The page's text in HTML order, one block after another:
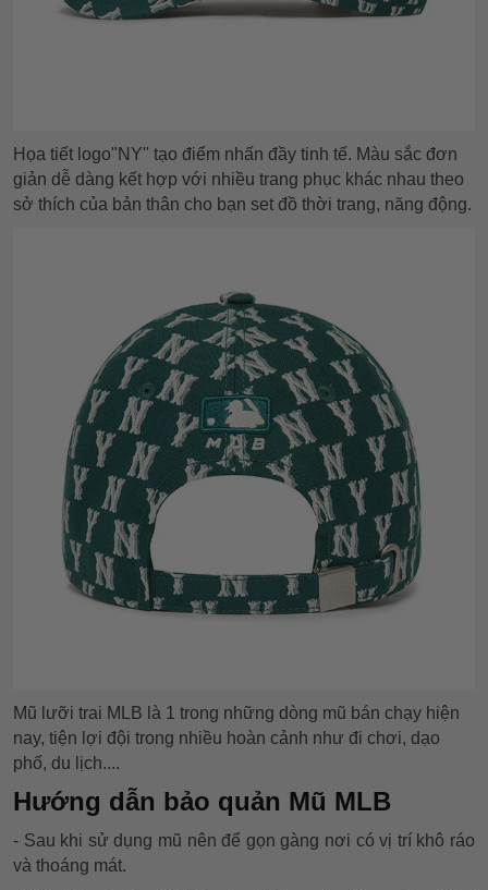
Họa tiết logo"NY" tạo điểm nhấn đầy tinh tế. Màu sắc đơn
giản dễ dàng kết hợp với nhiều trang phục khác nhau theo
sở thích của bản thân cho bạn set đồ thời trang, năng động.
Mũ lưỡi trai MLB là 1 trong những dòng mũ bán chạy hiện
nay, tiện lợi đội trong nhiều hoàn cảnh như đi chơi, dạo
phố, du lịch....
Hướng dẫn bảo quản Mũ MLB
- Sau khi sử dụng mũ nên để gọn gàng nơi có vị trí khô ráo
và thoáng mát.